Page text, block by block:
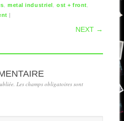
,metal industriel ost + front
|
NEXT →
Les champs obligatoires sont